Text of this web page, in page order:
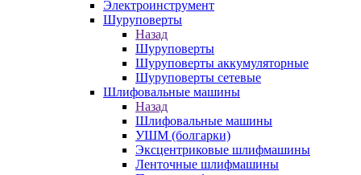
Электроинструмент
Шуруповерты
Назад
Шуруповерты
Шуруповерты аккумуляторные
Шуруповерты сетевые
Шлифовальные машины
Назад
Шлифовальные машины
УШМ (болгарки)
Эксцентриковые шлифмашины
Ленточные шлифмашины